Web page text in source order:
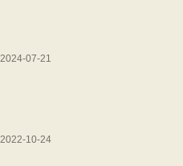
2024-07-21
2022-10-24